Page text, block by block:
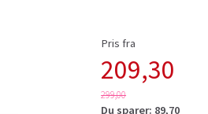
Pris fra
209,30
299,00
Du sparer: 89,70